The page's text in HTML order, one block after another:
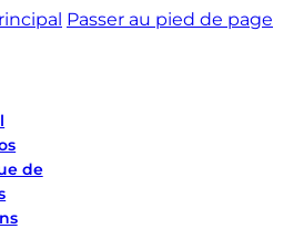
Passer au pied de page
de